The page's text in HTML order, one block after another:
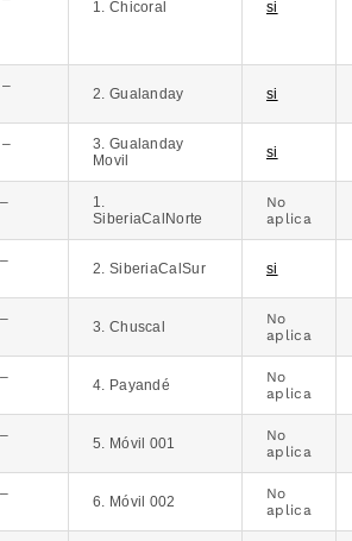
1. Chicoral si
2. Gualanday si
3. Gualanday
Movil
si
1.
SiberiaCalNorte
No
aplica
2. SiberiaCalSur si
3. Chuscal
No
aplica
4. Payandé
No
aplica
5. Móvil 001
No
aplica
6. Móvil 002
No
aplica